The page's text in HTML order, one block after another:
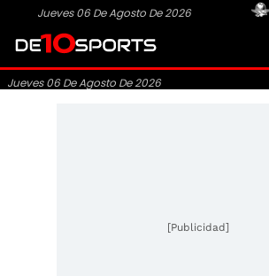
Jueves 06 De Agosto De 2026
Jueves 06 De Agosto De 2026
[Publicidad]